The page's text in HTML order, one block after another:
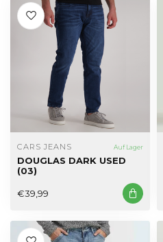
CARS JEANS Auf Lager
DOUGLAS DARK USED
(03)
€39,99